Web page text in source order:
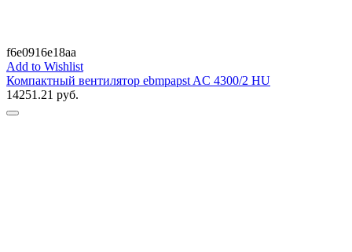
f6e0916e18aa
Add to Wishlist
Компактный вентилятор ebmpapst AC 4300/2 HU
14251.21 руб.